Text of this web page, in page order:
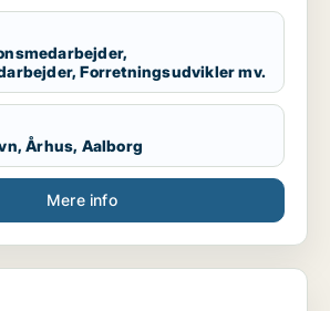
Forretningsudvikler mv.
Århus, Aalborg
Mere info
regnskabsmedarbejder / økonom /